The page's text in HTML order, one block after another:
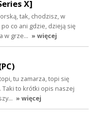
X]
tak, chodzisz, w
co ani gdzie, dzieją się
w grze… » więcej
tu zamarza, topi się
Taki to krótki opis naszej
» więcej